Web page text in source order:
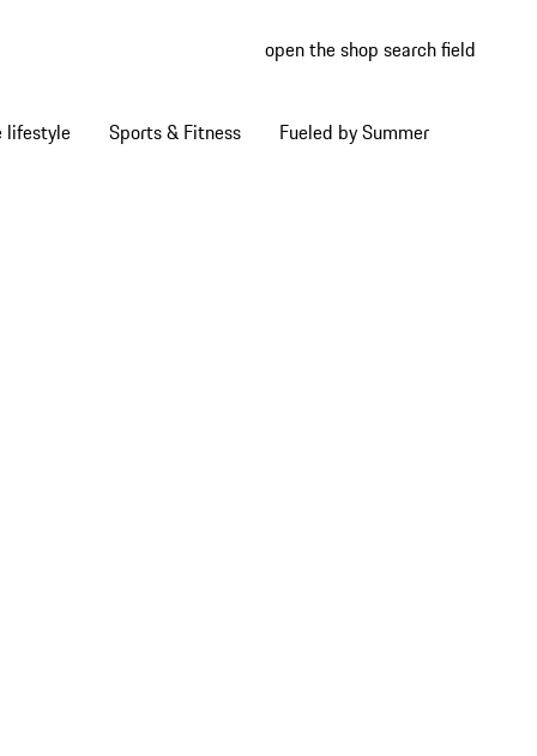
open the shop search field
Home lifestyle Sports & Fitness Fueled by Summer